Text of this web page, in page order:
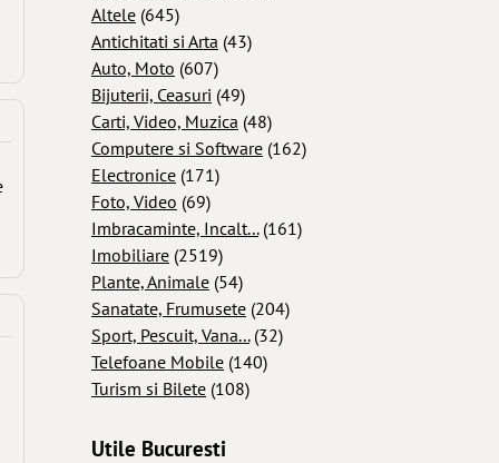
Altele (645)
Antichitati si Arta (43)
Auto, Moto (607)
Bijuterii, Ceasuri (49)
Carti, Video, Muzica (48)
Computere si Software (162)
Electronice (171)
Foto, Video (69)
Imbracaminte, Incalt... (161)
Imobiliare (2519)
Plante, Animale (54)
Sanatate, Frumusete (204)
Sport, Pescuit, Vana... (32)
Telefoane Mobile (140)
Turism si Bilete (108)
Utile Bucuresti